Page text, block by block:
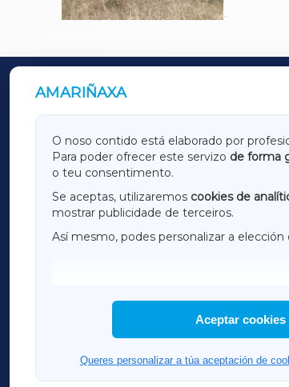
AMARIÑAXA
O noso contido está elaborado por
Para poder ofrecer este servizo de forma
o teu consentimento.
Se aceptas, utilizaremos cookies de
mostrar publicidade de terceiros.
Así mesmo, podes personalizar a
Aceptar cookies
Queres personalizar a túa aceptación de
OUTROS PERIÓDICOS
GALICIAXA
AMARIÑAXA
OURENSEXA